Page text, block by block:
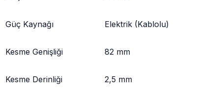
Güç Kaynağı Elektrik (Kablolu)
Kesme Genişliği 82 mm
Kesme Derinliği 2,5 mm